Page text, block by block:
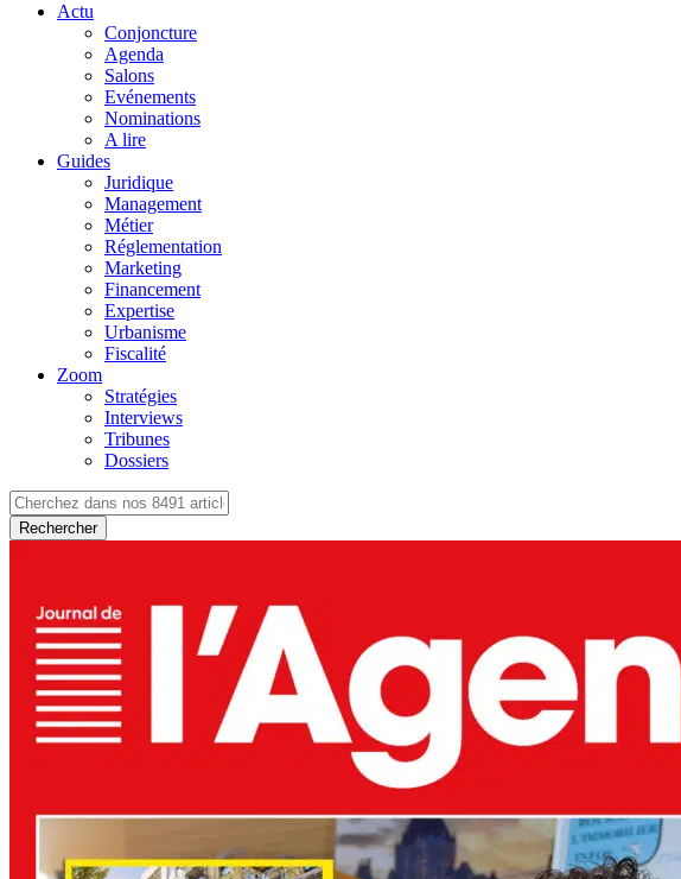
Actu
Conjoncture
Agenda
Salons
Evénements
Nominations
A lire
Guides
Juridique
Management
Métier
Réglementation
Marketing
Financement
Expertise
Urbanisme
Fiscalité
Zoom
Stratégies
Interviews
Tribunes
Dossiers
Rechercher